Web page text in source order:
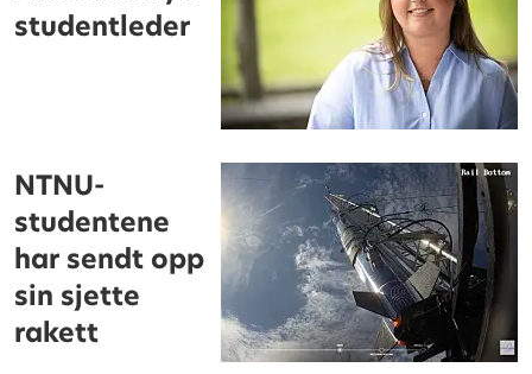
studentleder
NTNU-
studentene
har sendt opp
sin sjette
rakett